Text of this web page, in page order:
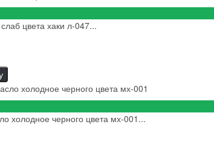
цвета хаки л-047...
холодное черного цвета мх-001...